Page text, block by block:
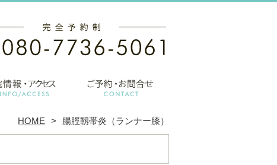
HOME 腸脛靱帯炎（ランナー膝）